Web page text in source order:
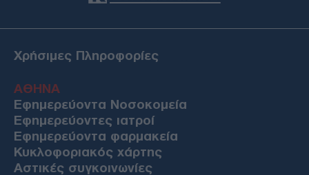
Χρήσιμες Πληροφορίες
ΑΘΗΝΑ
Εφημερεύοντα Νοσοκομεία
Εφημερεύοντες ιατροί
Εφημερεύοντα φαρμακεία
Κυκλοφοριακός χάρτης
Αστικές συγκοινωνίες